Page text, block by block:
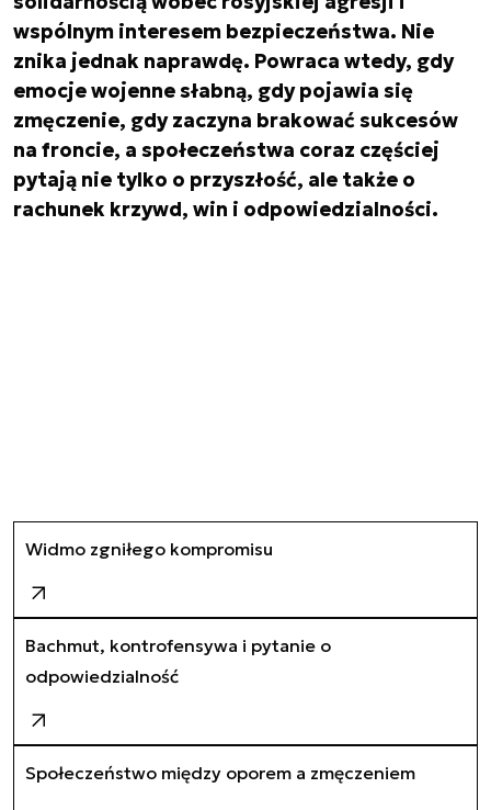
wspólnym interesem bezpieczeństwa. Nie
znika jednak naprawdę. Powraca wtedy, gdy
emocje wojenne słabną, gdy pojawia się
zmęczenie, gdy zaczyna brakować sukcesów
na froncie, a społeczeństwa coraz częściej
pytają nie tylko o przyszłość, ale także o
rachunek krzywd, win i odpowiedzialności.
Widmo zgniłego kompromisu
Bachmut, kontrofensywa i pytanie o
odpowiedzialność
Społeczeństwo między oporem a zmęczeniem